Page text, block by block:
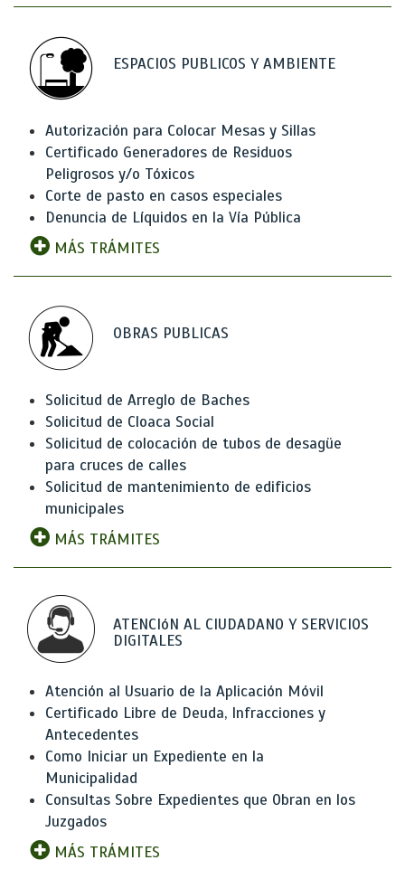
ESPACIOS PUBLICOS Y AMBIENTE
Autorización para Colocar Mesas y Sillas
Certificado Generadores de Residuos
Peligrosos y/o Tóxicos
Corte de pasto en casos especiales
Denuncia de Líquidos en la Vía Pública
MÁS TRÁMITES
OBRAS PUBLICAS
Solicitud de Arreglo de Baches
Solicitud de Cloaca Social
Solicitud de colocación de tubos de desagüe
para cruces de calles
Solicitud de mantenimiento de edificios
municipales
MÁS TRÁMITES
ATENCIóN AL CIUDADANO Y SERVICIOS
DIGITALES
Atención al Usuario de la Aplicación Móvil
Certificado Libre de Deuda, Infracciones y
Antecedentes
Como Iniciar un Expediente en la
Municipalidad
Consultas Sobre Expedientes que Obran en los
Juzgados
MÁS TRÁMITES